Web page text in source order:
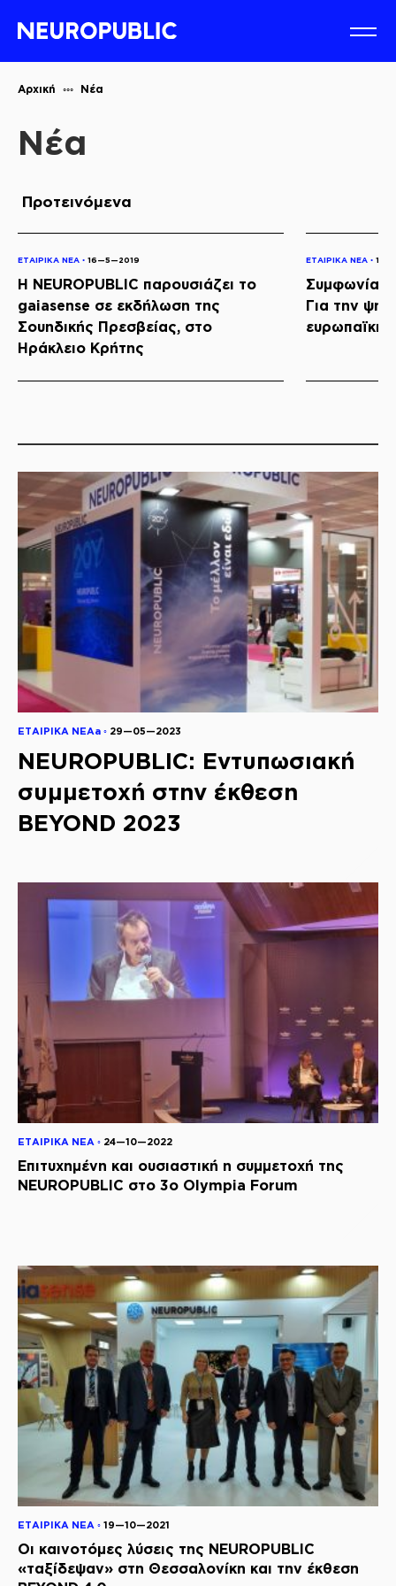
Αρχική Νέα
Νέα
Προτεινόμενα
ΕΤΑΙΡΙΚΑ ΝΕΑ ◦ 16—5—2019
Η NEUROPUBLIC παρουσιάζει το
gaiasense σε εκδήλωση της
Σουηδικής Πρεσβείας, στο
Ηράκλειο Κρήτης
ΕΤΑΙΡΙΚΑ ΝΕΑ ◦
Συμφωνία
Για την
ΕΤΑΙΡΙΚΑ ΝΕΑa ◦ 29—05—2023
NEUROPUBLIC: Εντυπωσιακή
συμμετοχή στην έκθεση
BEYOND 2023
ΕΤΑΙΡΙΚΑ ΝΕΑ ◦ 24—10—2022
Επιτυχημένη και ουσιαστική η συμμετοχή της
NEUROPUBLIC στο 3ο Olympia Forum
ΕΤΑΙΡΙΚΑ ΝΕΑ ◦ 19—10—2021
Οι καινοτόμες λύσεις της NEUROPUBLIC
«ταξίδεψαν» στη Θεσσαλονίκη και την έκθεση